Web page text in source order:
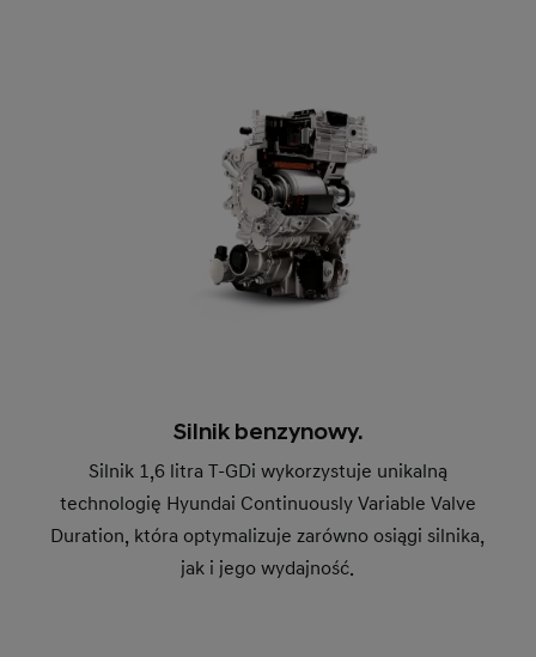
Silnik benzynowy.
Silnik 1,6 litra T-GDi wykorzystuje unikalną
technologię Hyundai Continuously Variable Valve
Duration, która optymalizuje zarówno osiągi silnika,
jak i jego wydajność.